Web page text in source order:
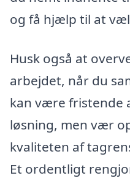
og få hjælp til at
Husk også at
arbejdet, når du
kan være fristende
løsning, men vær
kvaliteten af
Et ordentligt